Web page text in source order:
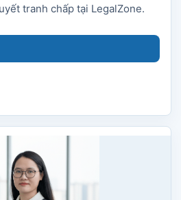
tranh chấp tại LegalZone.